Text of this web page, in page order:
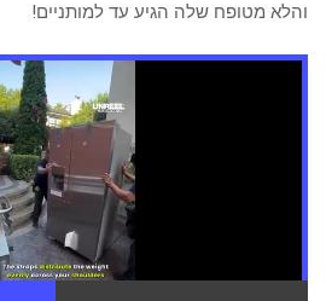
והלא מטופח שלה הגיע עד למותניים!